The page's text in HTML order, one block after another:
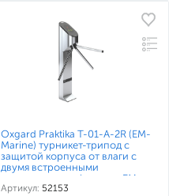
Oxgard Praktika T-01-A-2R (EM-
Marine) турникет-трипод с
защитой корпуса от влаги с
двумя встроенными
считывателями формата EM-
Marine
Артикул: 52153